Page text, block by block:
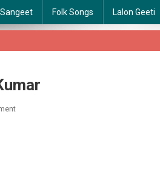
Folk Songs Lalon Geeti
On